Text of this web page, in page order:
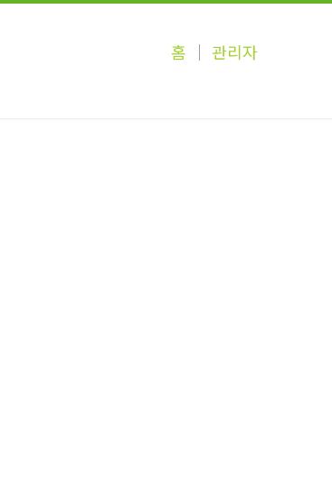
홈 │ 관리자